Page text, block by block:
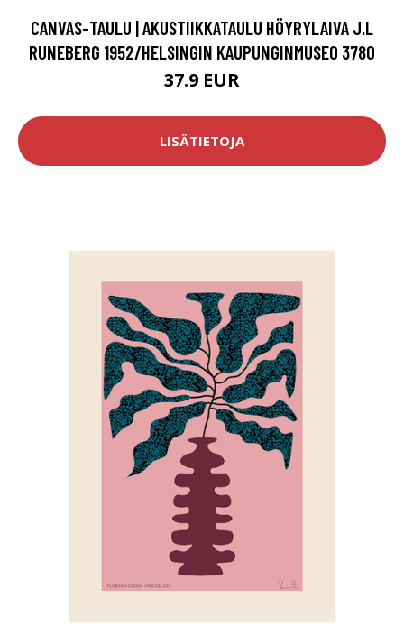
CANVAS-TAULU | AKUSTIIKKATAULU HÖYRYLAIVA J.L
RUNEBERG 1952/HELSINGIN KAUPUNGINMUSEO 3780
37.9 EUR
LISÄTIETOJA